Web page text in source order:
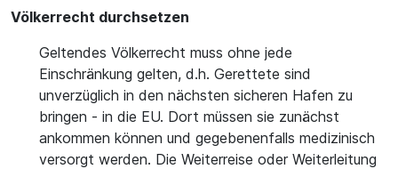
Völkerrecht durchsetzen
Geltendes Völkerrecht muss ohne jede
Einschränkung gelten, d.h. Gerettete sind
unverzüglich in den nächsten sicheren Hafen zu
bringen - in die EU. Dort müssen sie zunächst
ankommen können und gegebenenfalls medizinisch
versorgt werden. Die Weiterreise oder Weiterleitung